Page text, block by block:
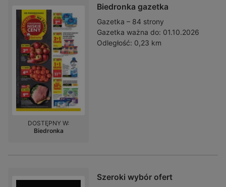
Biedronka gazetka
Gazetka – 84 strony
Gazetka ważna do: 01.10.2026
Odległość: 0,23 km
DOSTĘPNY W:
Biedronka
Szeroki wybór ofert